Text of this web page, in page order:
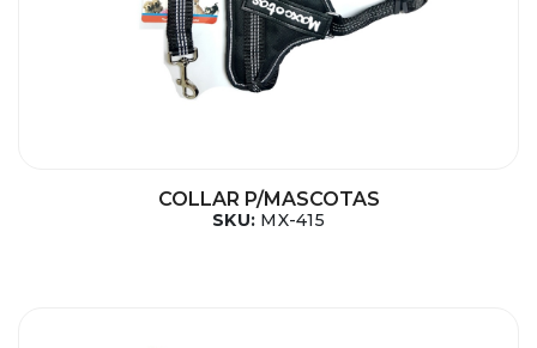
COLLAR P/MASCOTAS
SKU: MX-415